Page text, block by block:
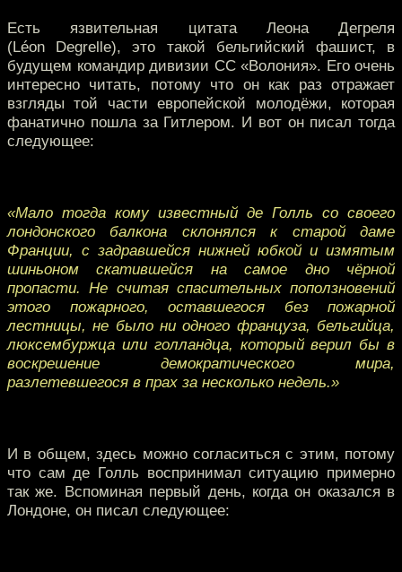
Есть язвительная цитата Леона Дегреля
(Léon Degrelle), это такой бельгийский фашист, в
будущем командир дивизии СС «Волония». Его очень
интересно читать, потому что он как раз отражает
взгляды той части европейской молодёжи, которая
фанатично пошла за Гитлером. И вот он писал тогда
следующее:
«Мало тогда кому известный де Голль со своего
лондонского балкона склонялся к старой даме
Франции, с задравшейся нижней юбкой и измятым
шиньоном скатившейся на самое дно чёрной
пропасти. Не считая спасительных поползновений
этого пожарного, оставшегося без пожарной
лестницы, не было ни одного француза, бельгийца,
люксембуржца или голландца, который верил бы в
воскрешение демократического мира,
разлетевшегося в прах за несколько недель.»
И в общем, здесь можно согласиться с этим, потому
что сам де Голль воспринимал ситуацию примерно
так же. Вспоминая первый день, когда он оказался в
Лондоне, он писал следующее: